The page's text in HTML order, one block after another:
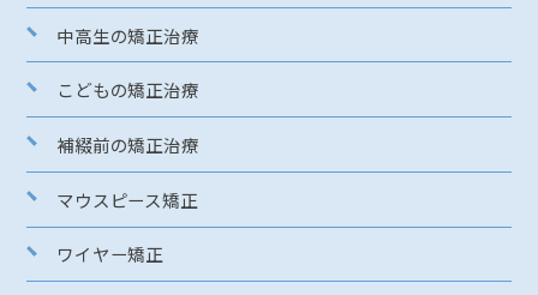
中高生の矯正治療
こどもの矯正治療
補綴前の矯正治療
マウスピース矯正
ワイヤー矯正